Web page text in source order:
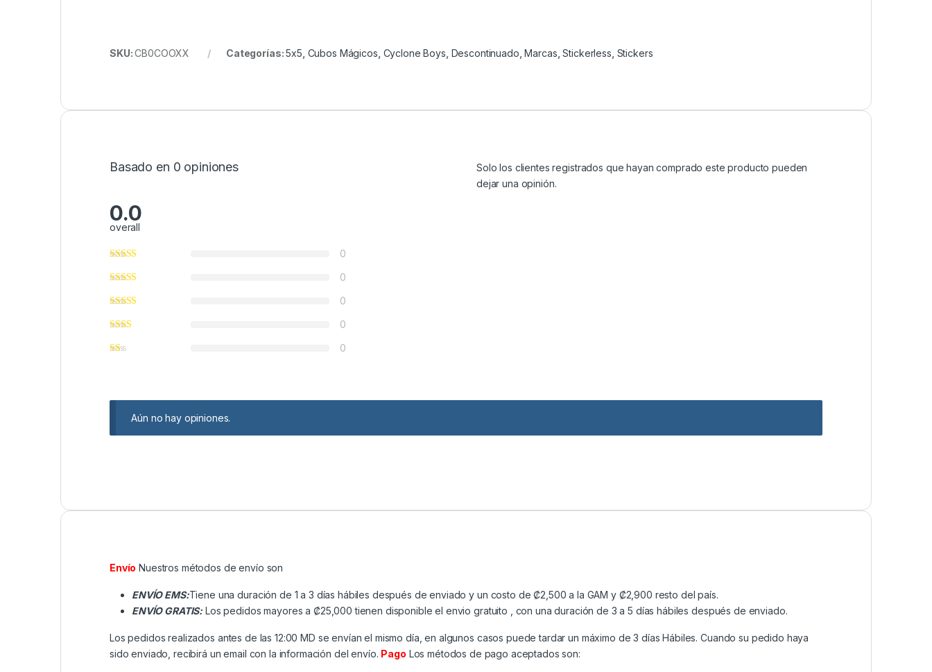
SKU:CB0COOXX Categorías:5x5 Cubos Mágicos Cyclone Boys Descontinuado ,Marcas ,Stickerless Stickers
Basado en 0 opiniones
0.0
overall
0
0
0
0
0
Solo los clientes registrados que hayan comprado este producto pueden
dejar una opinión.
Aún no hay opiniones.
Envío Nuestros métodos de envío son
ENVÍO EMS:Tiene una duración de 1 a 3 días hábiles después de enviado y un costo de ₡2,500 a la GAM y ₡2,900 resto del país.
ENVÍO GRATIS: Los pedidos mayores a ₡25,000 tienen disponible el envio gratuito , con una duración de 3 a 5 días hábiles después de enviado.
Los pedidos realizados antes de las 12:00 MD se envían el mismo día, en algunos casos puede tardar un máximo de 3 días Hábiles. Cuando su pedido haya
sido enviado, recibirá un email con la información del envío. Pago Los métodos de pago aceptados son: